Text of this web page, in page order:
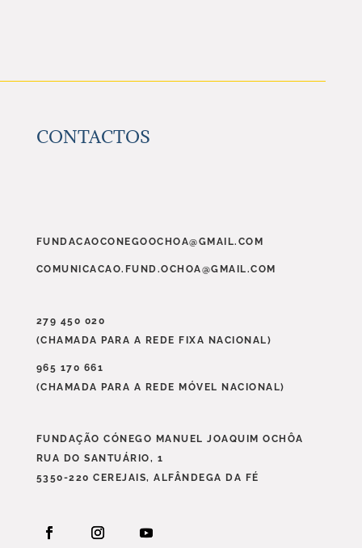
CONTACTOS
FUNDACAOCONEGOOCHOA@GMAIL.COM
COMUNICACAO.FUND.OCHOA@GMAIL.COM
279 450 020
(CHAMADA PARA A REDE FIXA NACIONAL)
965 170 661
(CHAMADA PARA A REDE MÓVEL NACIONAL)
FUNDAÇÃO CÓNEGO MANUEL JOAQUIM OCHÔA
RUA DO SANTUÁRIO, 1
5350-220 CEREJAIS, ALFÂNDEGA DA FÉ